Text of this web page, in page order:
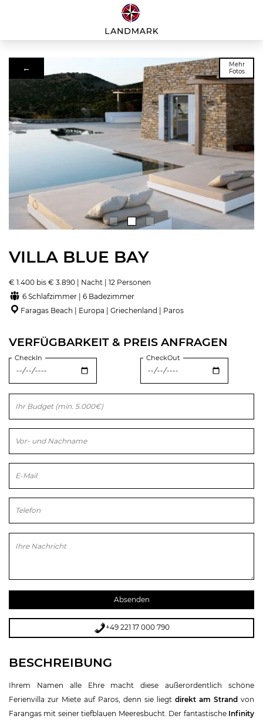
←
Mehr
Fotos
VILLA BLUE BAY
€ 1.400 bis € 3.890 | Nacht | 12 Personen
6 Schlafzimmer | 6 Badezimmer
Faragas Beach | Europa | Griechenland | Paros
VERFÜGBARKEIT & PREIS ANFRAGEN
CheckIn CheckOut
Bitte lasse dieses Feld leer.
Bitte lasse dieses Feld leer.
+49 221 17 000 790
BESCHREIBUNG
Ihrem Namen alle Ehre macht diese außerordentlich schöne
Ferienvilla zur Miete auf Paros, denn sie liegt direkt am Strand von
Farangas mit seiner tiefblauen Meeresbucht. Der fantastischeInfinity